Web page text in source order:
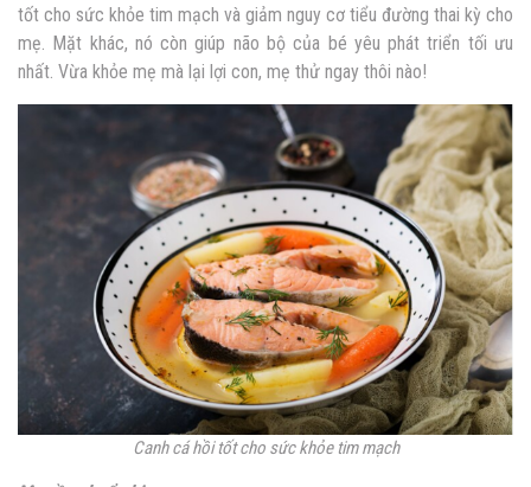
tốt cho sức khỏe tim mạch và giảm nguy cơ tiểu đường thai kỳ cho
mẹ. Mặt khác, nó còn giúp não bộ của bé yêu phát triển tối ưu
nhất. Vừa khỏe mẹ mà lại lợi con, mẹ thử ngay thôi nào!
Canh cá hồi tốt cho sức khỏe tim mạch